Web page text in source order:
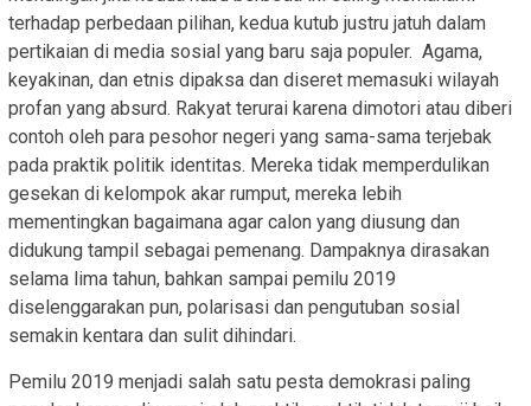
terhadap perbedaan pilihan, kedua kutub justru jatuh dalam
pertikaian di media sosial yang baru saja populer. Agama,
keyakinan, dan etnis dipaksa dan diseret memasuki wilayah
profan yang absurd. Rakyat terurai karena dimotori atau diberi
contoh oleh para pesohor negeri yang sama-sama terjebak
pada praktik politik identitas. Mereka tidak memperdulikan
gesekan di kelompok akar rumput, mereka lebih
mementingkan bagaimana agar calon yang diusung dan
didukung tampil sebagai pemenang. Dampaknya dirasakan
selama lima tahun, bahkan sampai pemilu 2019
diselenggarakan pun, polarisasi dan pengutuban sosial
semakin kentara dan sulit dihindari.
Pemilu 2019 menjadi salah satu pesta demokrasi paling